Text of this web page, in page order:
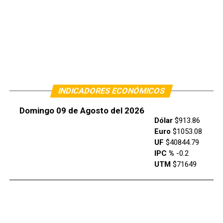
INDICADORES ECONÓMICOS
Domingo 09 de Agosto del 2026
Dólar$913.86
Euro $1053.08
UF $40844.79
IPC % -0.2
UTM$71649